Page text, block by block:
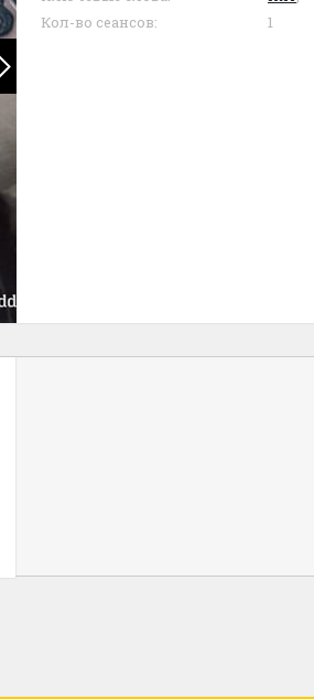
Кол-во сеансов:
1